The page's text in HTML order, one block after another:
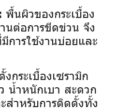
พื้นผิวของกระเบื้อง
นต่อการขีดข่วน จึง
การใช้งานบ่อยและ
กระเบื้องเซรามิก
น้ำหนักเบา สะดวก
สำหรับการติดตั้งทั้ง